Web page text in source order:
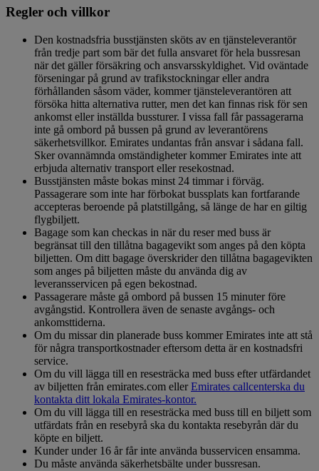
Regler och villkor
Den kostnadsfria busstjänsten sköts av en tjänsteleverantör
från tredje part som bär det fulla ansvaret för hela bussresan
när det gäller försäkring och ansvarsskyldighet. Vid oväntade
förseningar på grund av trafikstockningar eller andra
förhållanden såsom väder, kommer tjänsteleverantören att
försöka hitta alternativa rutter, men det kan finnas risk för sen
ankomst eller inställda bussturer. I vissa fall får passagerarna
inte gå ombord på bussen på grund av leverantörens
säkerhetsvillkor. Emirates undantas från ansvar i sådana fall.
Sker ovannämnda omständigheter kommer Emirates inte att
erbjuda alternativ transport eller resekostnad.
Busstjänsten måste bokas minst 24 timmar i förväg.
Passagerare som inte har förbokat bussplats kan fortfarande
accepteras beroende på platstillgång, så länge de har en giltig
flygbiljett.
Bagage som kan checkas in när du reser med buss är
begränsat till den tillåtna bagagevikt som anges på den köpta
biljetten. Om ditt bagage överskrider den tillåtna bagagevikten
som anges på biljetten måste du använda dig av
leveransservicen på egen bekostnad.
Passagerare måste gå ombord på bussen 15 minuter före
avgångstid. Kontrollera även de senaste avgångs- och
ankomsttiderna.
Om du missar din planerade buss kommer Emirates inte att stå
för några transportkostnader eftersom detta är en kostnadsfri
service.
Om du vill lägga till en resesträcka med buss efter utfärdandet
av biljetten från emirates.com ellerEmirates callcenterska du
kontakta ditt lokala Emirates-kontor.
Om du vill lägga till en resesträcka med buss till en biljett som
utfärdats från en resebyrå ska du kontakta resebyrån där du
köpte en biljett.
Kunder under 16 år får inte använda busservicen ensamma.
Du måste använda säkerhetsbälte under bussresan.